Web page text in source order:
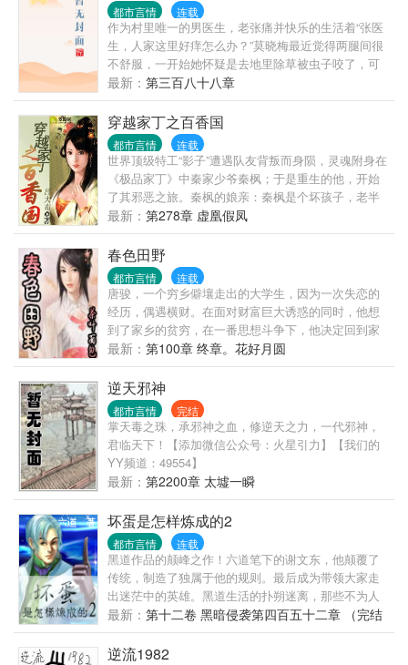
都市言情 连载
作为村里唯一的男医生，老张痛并快乐的生活着“张医
生，人家这里好痒怎么办？”莫晓梅最近觉得两腿间很
不舒服，一开始她怀疑是去地里除草被虫子咬了，可
是几天下来，她每天晚上都会做梦，醒来后..度必看都
市小说。
最新： 第三百八十八章
穿越家丁之百香国
都市言情 连载
世界顶级特工“影子”遭遇队友背叛而身陨，灵魂附身在
《极品家丁》中秦家少爷秦枫；于是重生的他，开始
了其邪恶之旅。秦枫的娘亲：秦枫是个坏孩子，老半
夜去人家房里萧夫人郭君怡：秦枫这个坏女婿，没事
过来看人家洗澡萧玉霜：秦大哥这个大色狼，赶跑了
郭无常，自己却扑了上来..掉一大片，金钟罩罩住品
最新： 第278章 虚凰假凤
春色田野
都市言情 连载
唐骏，一个穷乡僻壤走出的大学生，因为一次失恋的
经历，偶遇横财。在面对财富巨大诱惑的同时，他想
到了家乡的贫穷，在一番思想斗争下，他决定回到家
乡帮助村民脱贫致富。于是在一片春机盎然的田野
上，书写了人生里程新的篇章…… 本书延续面包作品
的一贯风格，希望大家得到快乐的之余，同时能得到
人生的感悟…… 《春色田野》原名《欲望·田野》，面
包翠微居第四部作品，出于河蟹的需要，以《春色田
野》面世。 欲望：最简单的解释就是希望，盼望。是
人或动物想得到某种东西或达到某种目的的要求。 “生
死根本，欲为第一...
最新： 第100章 终章。花好月圆
逆天邪神
都市言情 完结
掌天毒之珠，承邪神之血，修逆天之力，一代邪神，
君临天下！【添加微信公众号：火星引力】【我们的
YY频道：49554】
最新： 第2200章 太墟一瞬
坏蛋是怎样炼成的2
都市言情 连载
黑道作品的颠峰之作！六道笔下的谢文东，他颠覆了
传统，制造了独属于他的规则。最后成为带领大家走
出迷茫中的英雄。黑道生活的扑朔迷离，那些不为人
知的故事，让书友们为之沸腾。《坏蛋006年底您不得
不看的一部巨作！ 我非英雄，广目无双。 我本坏蛋，
无限嚣张！
最新： 第十二卷 黑暗侵袭第四百五十二章 （完结
篇）
逆流1982